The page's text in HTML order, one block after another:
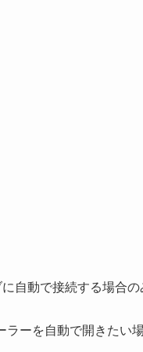
自動で接続する場合
ラーを自動で開きたい